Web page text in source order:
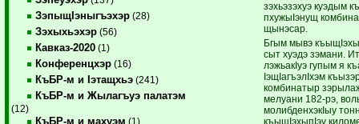
ЗэпыщIэныгъэхэр (28)
Зэхыхьэхэр (56)
Кавказ-2020 (1)
Конференцхэр (16)
КъБР-м и Iэтащхьэ (241)
КъБР-м и Жылагъуэ палатэм
(12)
КъБР-м и махуэм (1)
зэхьэзэхуэ куэдым
пхужыIэнущ
щынэсар.
Бгым мывэ
сыт хуэдэ зэмани.
лэжьакIуэ гупым я
IэщIагъэлIхэм
комбинатыр
мелуани 182-рэ,
молибденхэкIыу
къыщIэхыпIэу